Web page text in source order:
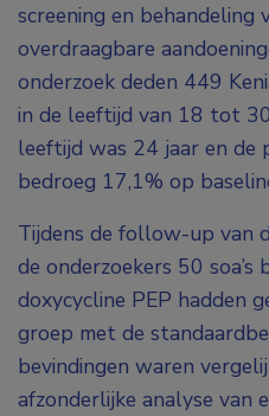
screening en behandeling
overdraagbare
onderzoek deden 449
in de leeftijd van 18 tot 30
leeftijd was 24 jaar en de
bedroeg 17,1% op
Tijdens de follow-up van
de onderzoekers 50 soa’s
doxycycline PEP hadden
groep met de
bevindingen waren
afzonderlijke analyse van